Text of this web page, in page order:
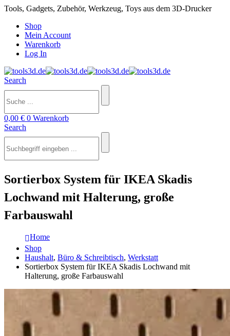
Tools, Gadgets, Zubehör, Werkzeug, Toys aus dem 3D-Drucker
Shop
Mein Account
Warenkorb
Log In
Search
0,00 € 0 Warenkorb
Search
Sortierbox System für IKEA Skadis
Lochwand mit Halterung, große
Farbauswahl
Home
Shop
Haushalt, Büro & Schreibtisch, Werkstatt
Sortierbox System für IKEA Skadis Lochwand mit
Halterung, große Farbauswahl